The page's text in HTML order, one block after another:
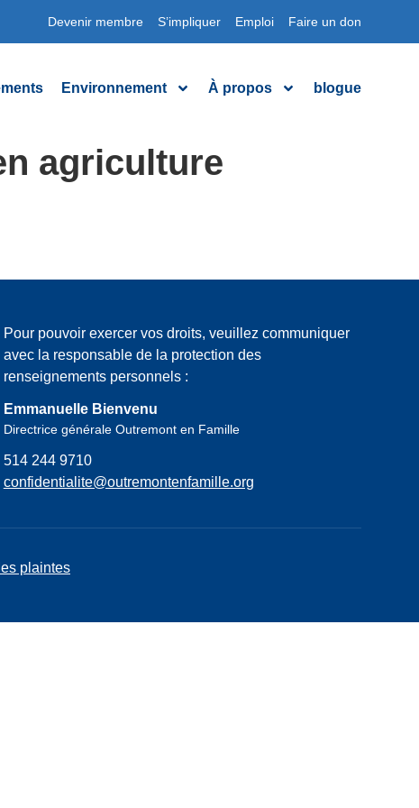
Devenir membre S’impliquer Emploi Faire un don
Environnement À propos blogue
agriculture
Pour pouvoir exercer vos droits, veuillez communiquer
avec la responsable de la protection des
renseignements personnels :
Emmanuelle Bienvenu
Directrice générale Outremont en Famille
514 244 9710
confidentialite@outremontenfamille.org
plaintes